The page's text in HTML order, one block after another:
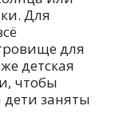
Для
для
детская
чтобы
дети заняты